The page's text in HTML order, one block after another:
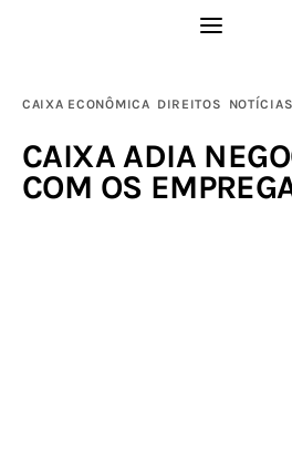
Filie-se
Publicações
CAIXA ECONÔMICA DIREITOS NOTÍCIAS
CAIXA ADIA
COM OS